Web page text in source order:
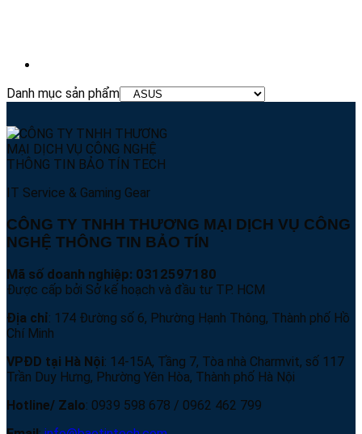
Danh mục sản phẩm
IT Service & Gaming Gear
CÔNG TY TNHH THƯƠNG MẠI DỊCH VỤ CÔNG
NGHỆ THÔNG TIN BẢO TÍN
Mã số doanh nghiệp: 0312597180
Được cấp bởi Sở kế hoạch và đầu tư TP. HCM
Địa chỉ: 174 Đường số 6, Phường Hạnh Thông, Thành phố Hồ
Chí Minh
VPĐD tại Hà Nội: 14-15A, Tầng 7, Tòa nhà Charmvit, số 117
Trần Duy Hưng, Phường Yên Hòa, Thành phố Hà Nội
Hotline/ Zalo: 0939 598 678 / 0962 462 799